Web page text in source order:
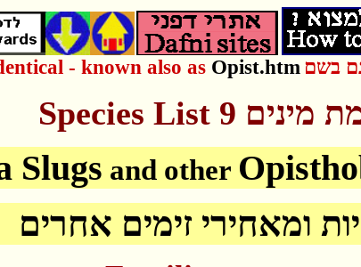
- known also asOpist.htm גם בשם
Species List מינים
Slugs and other
ומאחירי זימים אחרים